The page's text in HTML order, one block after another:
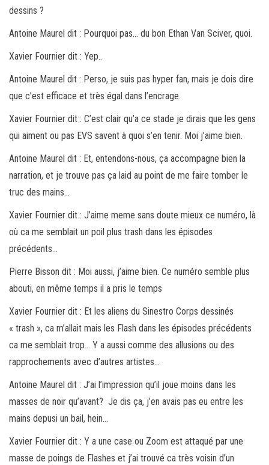
dessins ?
Antoine Maurel dit : Pourquoi pas… du bon Ethan Van Sciver, quoi.
Xavier Fournier dit : Yep..
Antoine Maurel dit : Perso, je suis pas hyper fan, mais je dois dire
que c’est efficace et très égal dans l’encrage.
Xavier Fournier dit : C’est clair qu’a ce stade je dirais que les gens
qui aiment ou pas EVS savent à quoi s’en tenir. Moi j’aime bien.
Antoine Maurel dit : Et, entendons-nous, ça accompagne bien la
narration, et je trouve pas ça laid au point de me faire tomber le
truc des mains…
Xavier Fournier dit : J’aime meme sans doute mieux ce numéro, là
où ca me semblait un poil plus trash dans les épisodes
précédents…
Pierre Bisson dit : Moi aussi, j’aime bien. Ce numéro semble plus
abouti, en même temps il a pris le temps
Xavier Fournier dit : Et les aliens du Sinestro Corps dessinés
« trash », ca m’allait mais les Flash dans les épisodes précédents
ca me semblait trop… Y a aussi comme des allusions ou des
rapprochements avec d’autres artistes…
Antoine Maurel dit : J’ai l’impression qu’il joue moins dans les
masses de noir qu’avant? Je dis ça, j’en avais pas eu entre les
mains depusi un bail, hein…
Xavier Fournier dit : Y a une case ou Zoom est attaqué par une
masse de poings de Flashes et j’ai trouvé ca très voisin d’un